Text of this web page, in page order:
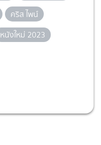
คริส ไพน์
หนังใหม่ 2023